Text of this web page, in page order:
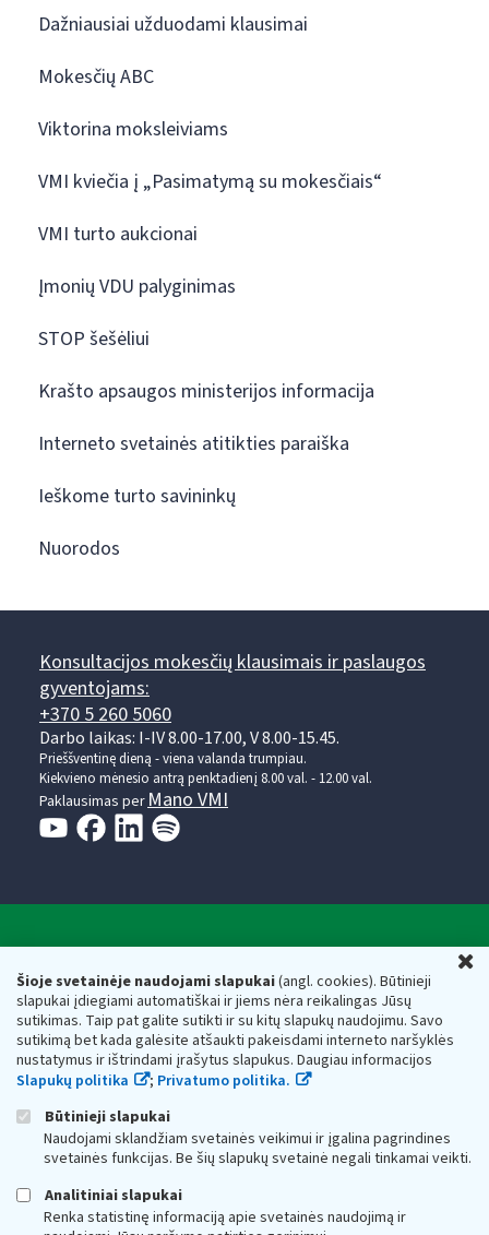
Šioje svetainėje naudojami slapukai(angl. cookies). Būtinieji
slapukai įdiegiami automatiškai ir jiems nėra reikalingas Jūsų
sutikimas. Taip pat galite sutikti ir su kitų slapukų naudojimu. Savo
sutikimą bet kada galėsite atšaukti pakeisdami interneto naršyklės
nustatymus ir ištrindami įrašytus slapukus. Daugiau informacijos
Slapukų politika
; Privatumo politika.
Būtinieji slapukai
Naudojami sklandžiam svetainės veikimui ir įgalina pagrindines
svetainės funkcijas. Be šių slapukų svetainė negali tinkamai veikti.
Analitiniai slapukai
Renka statistinę informaciją apie svetainės naudojimą ir
Dažniausiai užduodami klausimai
Mokesčių ABC
Viktorina moksleiviams
VMI kviečia į „Pasimatymą su mokesčiais“
VMI turto aukcionai
Įmonių VDU palyginimas
STOP šešėliui
Krašto apsaugos ministerijos informacija
Interneto svetainės atitikties paraiška
Ieškome turto savininkų
Nuorodos
Konsultacijos mokesčių klausimais ir paslaugos
gyventojams:
+370 5 260 5060
Darbo laikas: I-IV 8.00-17.00, V 8.00-15.45.
Prieššventinę dieną - viena valanda trumpiau.
Kiekvieno mėnesio antrą penktadienį 8.00 val. - 12.00 val.
Paklausimas per Mano VMI
Respublikos finansų ministerijos
Biudžetinė įstaiga. Juridinio asmens kodas — 188659752,
adresas: Vasario 16-osios g. 14, 01107 Vilnius, Lietuva, el.paštas:
vmi@vmi.lt, E. pristatymo dėžutės adresas 188659752
Duomenys apie Valstybinę mokesčių inspekciją prie Lietuvos
Respublikos finansų ministerijos kaupiami ir saugomi Juridinių